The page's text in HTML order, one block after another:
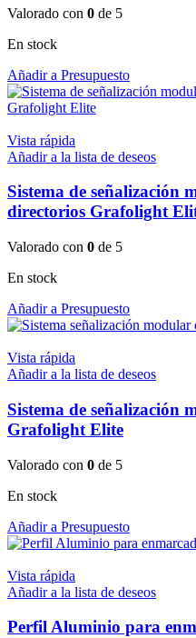
Valorado con 0 de 5
En stock
Añadir a Presupuesto
Vista rápida
Añadir a la lista de deseos
Sistema de señalización
directorios Grafolight
Valorado con 0 de 5
En stock
Añadir a Presupuesto
Vista rápida
Añadir a la lista de deseos
Sistema de señalización
Grafolight Elite
Valorado con 0 de 5
En stock
Añadir a Presupuesto
Vista rápida
Añadir a la lista de deseos
Perfil Aluminio para